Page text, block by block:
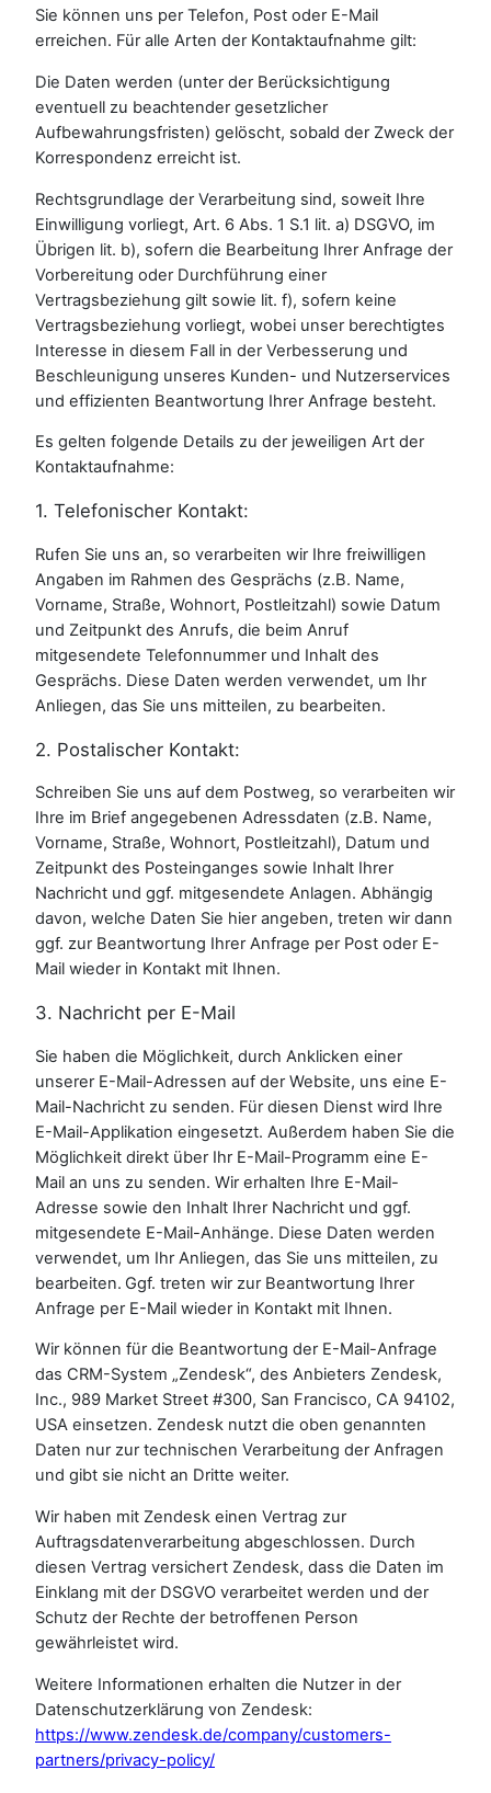
Sie können uns per Telefon, Post oder E-Mail
erreichen. Für alle Arten der Kontaktaufnahme gilt:
Die Daten werden (unter der Berücksichtigung
eventuell zu beachtender gesetzlicher
Aufbewahrungsfristen) gelöscht, sobald der Zweck der
Korrespondenz erreicht ist.
Rechtsgrundlage der Verarbeitung sind, soweit Ihre
Einwilligung vorliegt, Art. 6 Abs. 1 S.1 lit. a) DSGVO, im
Übrigen lit. b), sofern die Bearbeitung Ihrer Anfrage der
Vorbereitung oder Durchführung einer
Vertragsbeziehung gilt sowie lit. f), sofern keine
Vertragsbeziehung vorliegt, wobei unser berechtigtes
Interesse in diesem Fall in der Verbesserung und
Beschleunigung unseres Kunden- und Nutzerservices
und effizienten Beantwortung Ihrer Anfrage besteht.
Es gelten folgende Details zu der jeweiligen Art der
Kontaktaufnahme:
1. Telefonischer Kontakt:
Rufen Sie uns an, so verarbeiten wir Ihre freiwilligen
Angaben im Rahmen des Gesprächs (z.B. Name,
Vorname, Straße, Wohnort, Postleitzahl) sowie Datum
und Zeitpunkt des Anrufs, die beim Anruf
mitgesendete Telefonnummer und Inhalt des
Gesprächs. Diese Daten werden verwendet, um Ihr
Anliegen, das Sie uns mitteilen, zu bearbeiten.
2. Postalischer Kontakt:
Schreiben Sie uns auf dem Postweg, so verarbeiten wir
Ihre im Brief angegebenen Adressdaten (z.B. Name,
Vorname, Straße, Wohnort, Postleitzahl), Datum und
Zeitpunkt des Posteinganges sowie Inhalt Ihrer
Nachricht und ggf. mitgesendete Anlagen. Abhängig
davon, welche Daten Sie hier angeben, treten wir dann
ggf. zur Beantwortung Ihrer Anfrage per Post oder E-
Mail wieder in Kontakt mit Ihnen.
3. Nachricht per E-Mail
Sie haben die Möglichkeit, durch Anklicken einer
unserer E-Mail-Adressen auf der Website, uns eine E-
Mail-Nachricht zu senden. Für diesen Dienst wird Ihre
E-Mail-Applikation eingesetzt. Außerdem haben Sie die
Möglichkeit direkt über Ihr E-Mail-Programm eine E-
Mail an uns zu senden. Wir erhalten Ihre E-Mail-
Adresse sowie den Inhalt Ihrer Nachricht und ggf.
mitgesendete E-Mail-Anhänge. Diese Daten werden
verwendet, um Ihr Anliegen, das Sie uns mitteilen, zu
bearbeiten. Ggf. treten wir zur Beantwortung Ihrer
Anfrage per E-Mail wieder in Kontakt mit Ihnen.
Wir können für die Beantwortung der E-Mail-Anfrage
das CRM-System „Zendesk“, des Anbieters Zendesk,
Inc., 989 Market Street #300, San Francisco, CA 94102,
USA einsetzen. Zendesk nutzt die oben genannten
Daten nur zur technischen Verarbeitung der Anfragen
und gibt sie nicht an Dritte weiter.
Wir haben mit Zendesk einen Vertrag zur
Auftragsdatenverarbeitung abgeschlossen. Durch
diesen Vertrag versichert Zendesk, dass die Daten im
Einklang mit der DSGVO verarbeitet werden und der
Schutz der Rechte der betroffenen Person
gewährleistet wird.
Weitere Informationen erhalten die Nutzer in der
Datenschutzerklärung von Zendesk:
https://www.zendesk.de/company/customers-
partners/privacy-policy/